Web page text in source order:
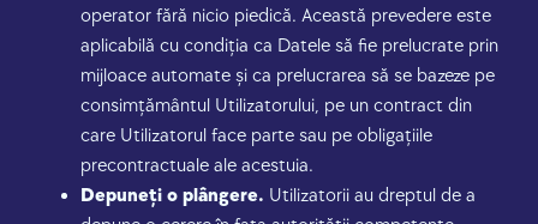
operator fără nicio piedică. Această prevedere este
aplicabilă cu condiția ca Datele să fie prelucrate prin
mijloace automate și ca prelucrarea să se bazeze pe
consimțământul Utilizatorului, pe un contract din
care Utilizatorul face parte sau pe obligațiile
precontractuale ale acestuia.
Depuneți o plângere. Utilizatorii au dreptul de a